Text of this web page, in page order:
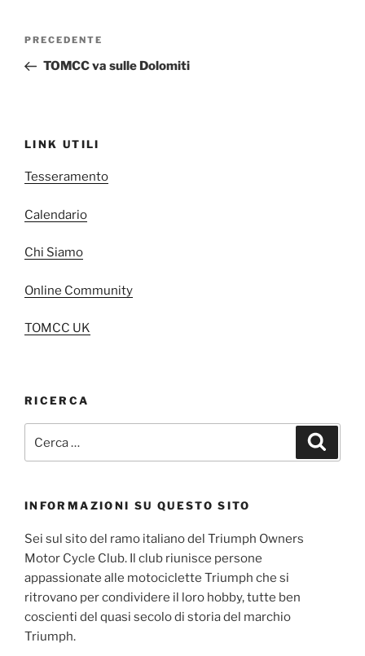
Navigazione
Articolo
precedente:
PRECEDENTE
TOMCC va sulle Dolomiti
LINK UTILI
Tesseramento
Calendario
Chi Siamo
Online Community
TOMCC UK
RICERCA
INFORMAZIONI SU QUESTO SITO
Sei sul sito del ramo italiano del Triumph Owners
Motor Cycle Club. Il club riunisce persone
appassionate alle motociclette Triumph che si
ritrovano per condividere il loro hobby, tutte ben
coscienti del quasi secolo di storia del marchio
Triumph.